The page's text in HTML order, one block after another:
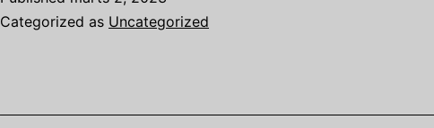
Categorized as Uncategorized